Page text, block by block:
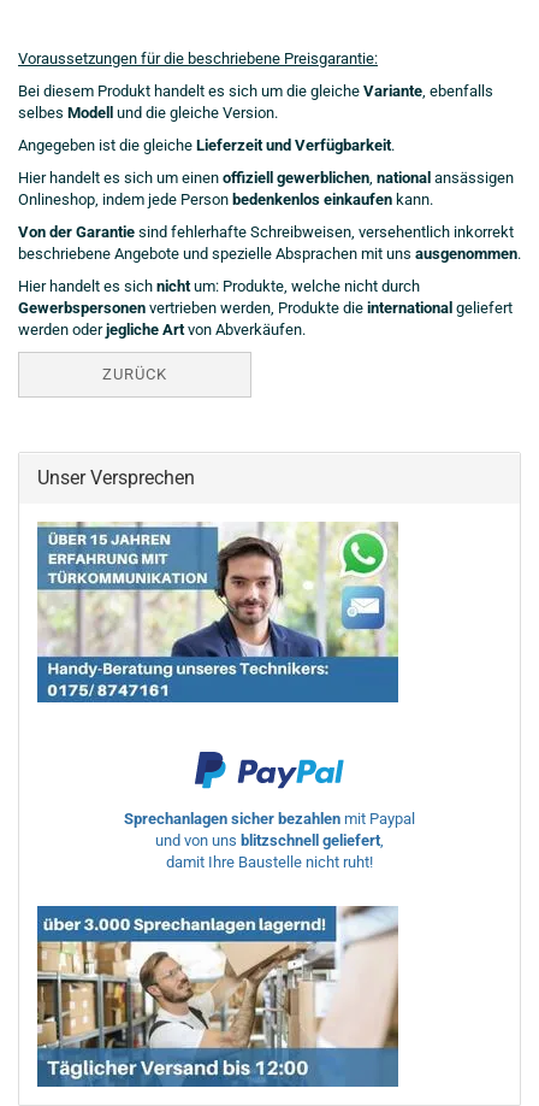
Voraussetzungen für die beschriebene Preisgarantie:
Bei diesem Produkt handelt es sich um die gleiche Variante, ebenfalls
selbes Modell und die gleiche Version.
Angegeben ist die gleiche Lieferzeit und Verfügbarkeit.
Hier handelt es sich um einen offiziell gewerblichen, national ansässigen
Onlineshop, indem jede Person bedenkenlos einkaufen kann.
Von der Garantie sind fehlerhafte Schreibweisen, versehentlich inkorrekt
beschriebene Angebote und spezielle Absprachen mit uns ausgenommen.
Hier handelt es sich nichtum: Produkte, welche nicht durch
Gewerbspersonen vertrieben werden, Produkte die international geliefert
werden oderjegliche Artvon Abverkäufen.
ZURÜCK
Unser Versprechen
Sprechanlagen sicher bezahlen mit Paypal
und von uns blitzschnell geliefert,
damit Ihre Baustelle nicht ruht!